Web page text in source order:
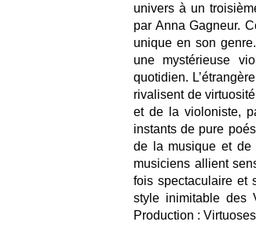
univers à un
par Anna Gagneur.
unique en son
une mystérieuse
quotidien.
rivalisent de
et de la violoniste,
instants de pure
de la musique et de
musiciens allient
fois spectaculaire et
style inimitable des
Production :